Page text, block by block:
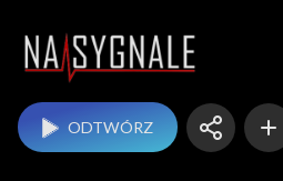
ODTWÓRZ